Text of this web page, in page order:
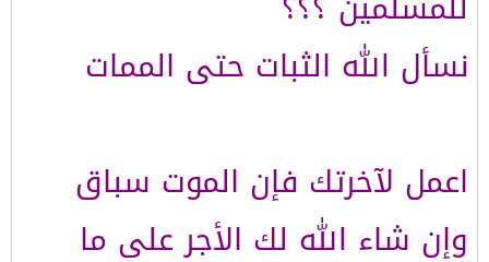
نسأل الله الثبات حتى الممات
اعمل لآخرتك فإن الموت سباق
وإن شاء الله لك الأجر على ما